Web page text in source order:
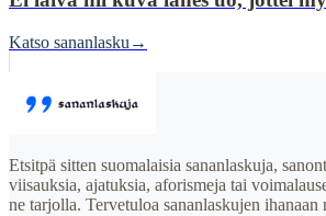
Katso sananlasku →
Etsitpä sitten suomalaisia sananlaskuja,
viisauksia, ajatuksia, aforismeja tai
ne tarjolla. Tervetuloa sananlaskujen ihanaan